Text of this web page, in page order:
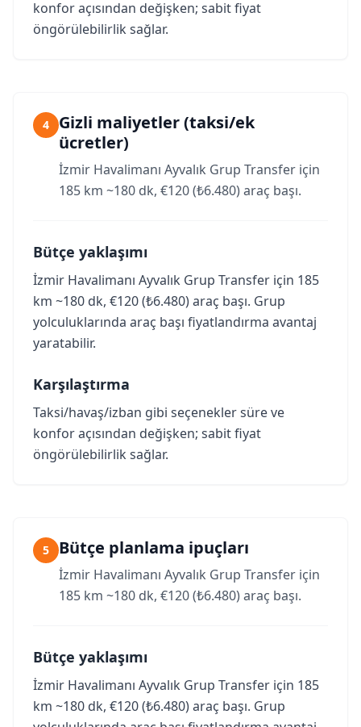
konfor açısından değişken; sabit fiyat
öngörülebilirlik sağlar.
4
Gizli maliyetler (taksi/ek
ücretler)
İzmir Havalimanı Ayvalık Grup Transfer için
185 km ~180 dk, €120 (₺6.480) araç başı.
Bütçe yaklaşımı
İzmir Havalimanı Ayvalık Grup Transfer için 185
km ~180 dk, €120 (₺6.480) araç başı. Grup
yolculuklarında araç başı fiyatlandırma avantaj
yaratabilir.
Karşılaştırma
Taksi/havaş/izban gibi seçenekler süre ve
konfor açısından değişken; sabit fiyat
öngörülebilirlik sağlar.
5 Bütçe planlama ipuçları
İzmir Havalimanı Ayvalık Grup Transfer için
185 km ~180 dk, €120 (₺6.480) araç başı.
Bütçe yaklaşımı
İzmir Havalimanı Ayvalık Grup Transfer için 185
km ~180 dk, €120 (₺6.480) araç başı. Grup